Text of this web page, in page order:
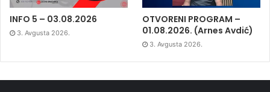
INFO 5 – 03.08.2026
3. Avgusta 2026.
OTVORENI PROGRAM –
01.08.2026. (Arnes Avdić)
3. Avgusta 2026.